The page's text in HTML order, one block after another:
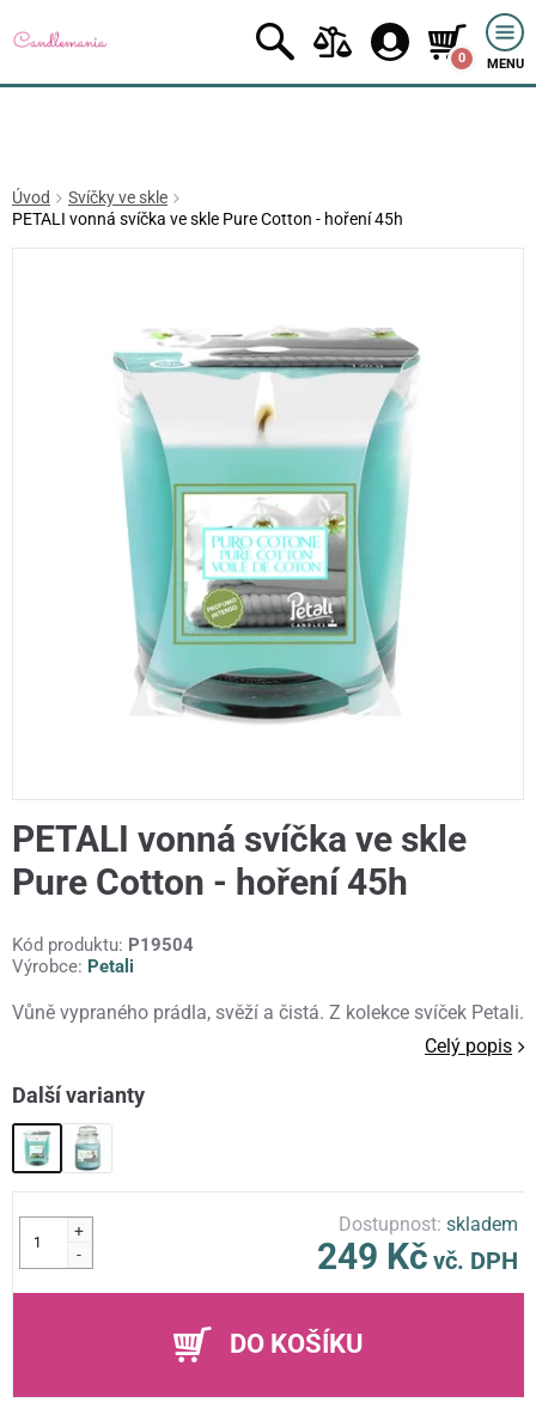
0 MENU
Úvod
Svíčky ve skle
PETALI vonná svíčka ve skle Pure Cotton - hoření 45h
PETALI vonná svíčka ve skle
Pure Cotton - hoření 45h
Kód produktu: P19504
Výrobce: Petali
Vůně vypraného prádla, svěží a čistá. Z kolekce svíček Petali.
Celý popis
Další varianty
+
-
Dostupnost:skladem
249 Kč vč. DPH
DO KOŠÍKU